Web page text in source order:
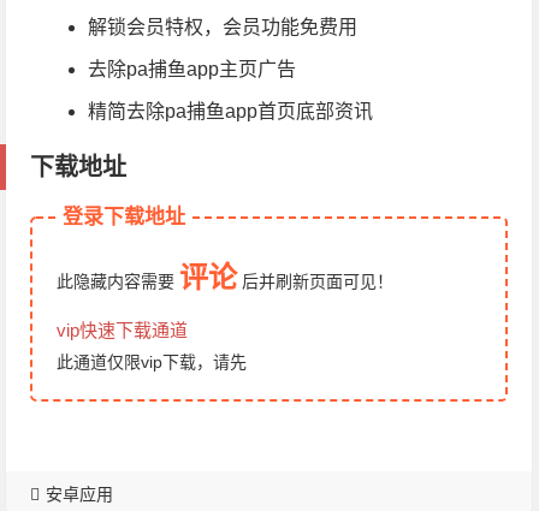
解锁会员特权，会员功能免费用
去除pa捕鱼app主页广告
精简去除pa捕鱼app首页底部资讯
下载地址
登录下载地址
此隐藏内容需要 评论 后并刷新页面可见！
vip快速下载通道
此通道仅限vip下载，请先
安卓应用